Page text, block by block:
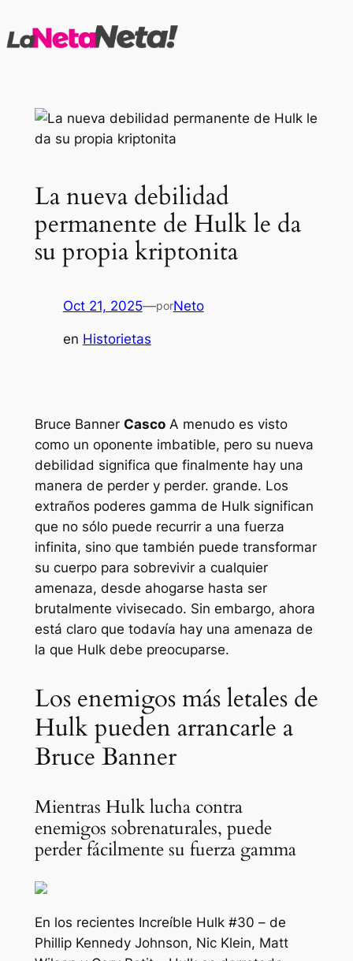
al
La nueva debilidad
permanente de Hulk le da
su propia kriptonita
Oct 21, 2025—porNeto
en Historietas
Bruce Banner CascoA menudo es visto
como un oponente imbatible, pero su nueva
debilidad significa que finalmente hay una
manera de perder y perder. grande. Los
extraños poderes gamma de Hulk significan
que no sólo puede recurrir a una fuerza
infinita, sino que también puede transformar
su cuerpo para sobrevivir a cualquier
amenaza, desde ahogarse hasta ser
brutalmente vivisecado. Sin embargo, ahora
está claro que todavía hay una amenaza de
la que Hulk debe preocuparse.
Los enemigos más letales de
Hulk pueden arrancarle a
Bruce Banner
Mientras Hulk lucha contra
enemigos sobrenaturales, puede
perder fácilmente su fuerza gamma
En los recientes Increíble Hulk #30 – de
Phillip Kennedy Johnson, Nic Klein, Matt